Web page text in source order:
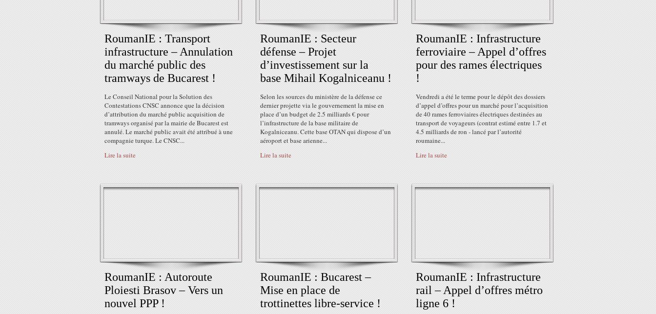
RoumanIE : Transport
infrastructure – Annulation
du marché public des
tramways de Bucarest !
Le Conseil National pour la Solution des
Contestations CNSC annonce que la décision
d’attribution du marché public acquisition de
tramways organisé par la mairie de Bucarest est
annulé. Le marché public avait été attribué à une
compagnie turque. Le CNSC...
Lire la suite
RoumanIE : Secteur
défense – Projet
d’investissement sur la
base Mihail Kogalniceanu !
Selon les sources du ministère de la défense ce
dernier projette via le gouvernement la mise en
place d’un budget de 2.5 milliards € pour
l’infrastructure de la base militaire de
Kogalniceanu. Cette base OTAN qui dispose d’un
aéroport et base arienne...
Lire la suite
RoumanIE : Infrastructure
ferroviaire – Appel d’offres
pour des rames électriques
!
Vendredi a été le terme pour le dépôt des dossiers
d’appel d’offres pour un marché pour l’acquisition
de 40 rames ferroviaires électriques destinées au
transport de voyageurs (contrat estimé entre 1.7 et
4.5 milliards de ron - lancé par l’autorité
roumaine...
Lire la suite
RoumanIE : Autoroute
Ploiesti Brasov – Vers un
nouvel PPP !
RoumanIE : Bucarest –
Mise en place de
trottinettes libre-service !
RoumanIE : Infrastructure
rail – Appel d’offres métro
ligne 6 !